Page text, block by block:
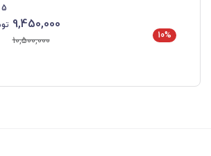
5
10%
9,450,000
10,500,000